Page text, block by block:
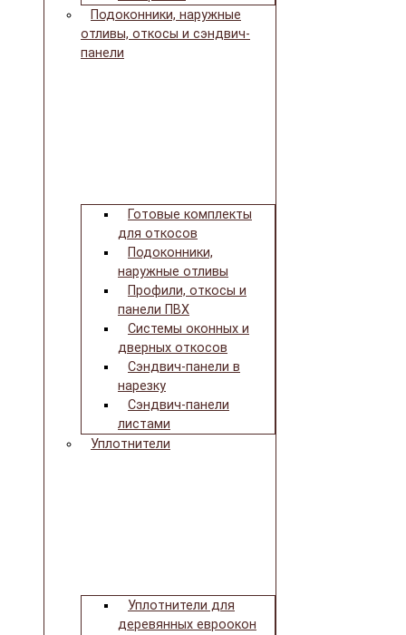
Подоконники, наружные
отливы, откосы и сэндвич-
панели
Готовые комплекты
для откосов
Подоконники,
наружные отливы
Профили, откосы и
панели ПВХ
Системы оконных и
дверных откосов
Сэндвич-панели в
нарезку
Сэндвич-панели
листами
Уплотнители
Уплотнители для
деревянных евроокон